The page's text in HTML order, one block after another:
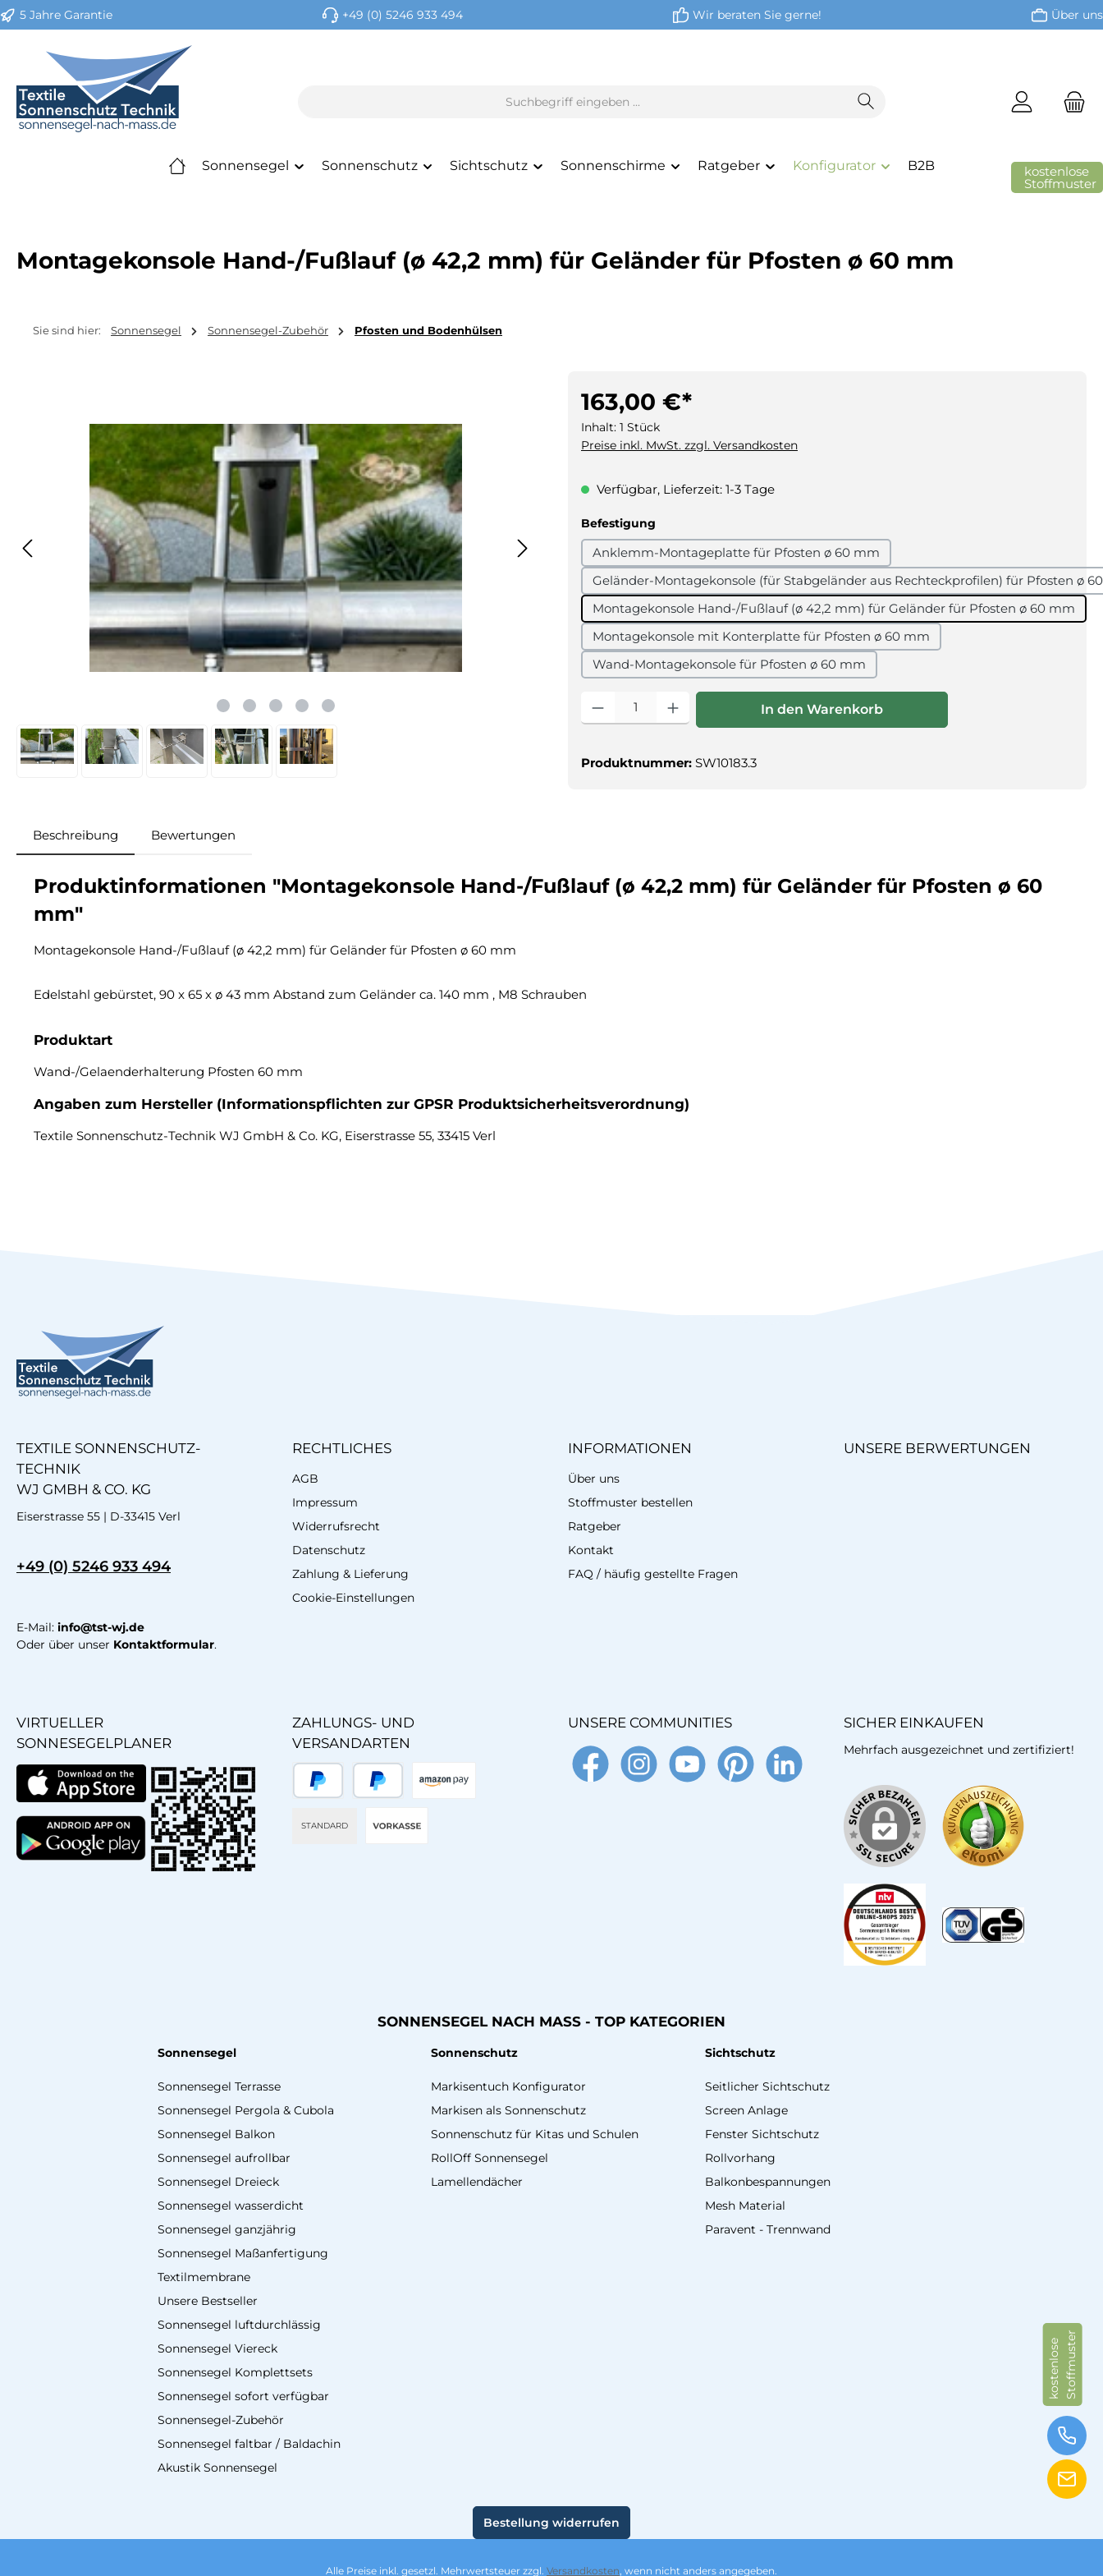
Hauptinhalt springen
Zur Suche springen
Zur Hauptnavigation springen
5 Jahre Garantie +49 (0) 5246 933 494 Wir beraten Sie gerne! Über uns
Sonnensegel Sonnenschutz Sichtschutz Sonnenschirme Ratgeber Konfigurator B2B kostenlose
Stoffmuster
Montagekonsole Hand-/Fußlauf (ø 42,2 mm) für Geländer für Pfosten ø 60 mm
Sie sind hier: Sonnensegel Sonnensegel-Zubehör Pfosten und Bodenhülsen
163,00 €*
Inhalt: 1 Stück
Preise inkl. MwSt. zzgl. Versandkosten
Verfügbar, Lieferzeit: 1-3 Tage
Befestigung
Anklemm-Montageplatte für Pfosten ø 60 mm
Geländer-Montagekonsole (für Stabgeländer aus Rechteckprofilen) für Pfosten ø
Montagekonsole Hand-/Fußlauf (ø 42,2 mm) für Geländer für Pfosten ø 60 mm
Montagekonsole mit Konterplatte für Pfosten ø 60 mm
Wand-Montagekonsole für Pfosten ø 60 mm
Produkt Anzahl: Gib den gewünschten Wert ein oder benutze die Schaltflächen um die
In den Warenkorb
Produktnummer: SW10183.3
Beschreibung Bewertungen
Produktinformationen "Montagekonsole Hand-/Fußlauf (ø 42,2 mm) für Geländer für Pfosten ø 60
mm"
Montagekonsole Hand-/Fußlauf (ø 42,2 mm) für Geländer für Pfosten ø 60 mm
Edelstahl gebürstet, 90 x 65 x ø 43 mm Abstand zum Geländer ca. 140 mm , M8 Schrauben
Produktart
Wand-/Gelaenderhalterung Pfosten 60 mm
Angaben zum Hersteller (Informationspflichten zur GPSR Produktsicherheitsverordnung)
Textile Sonnenschutz-Technik WJ GmbH & Co. KG, Eiserstrasse 55, 33415 Verl
TEXTILE SONNENSCHUTZ-
TECHNIK
WJ GMBH & CO. KG
Eiserstrasse 55 | D-33415 Verl
+49 (0) 5246 933 494
E-Mail: info@tst-wj.de
Oder über unser Kontaktformular.
RECHTLICHES
AGB
Impressum
Widerrufsrecht
Datenschutz
Zahlung & Lieferung
Cookie-Einstellungen
INFORMATIONEN
Über uns
Stoffmuster bestellen
Ratgeber
Kontakt
FAQ / häufig gestellte Fragen
UNSERE BERWERTUNGEN
VIRTUELLER
SONNESEGELPLANER
ZAHLUNGS- UND
VERSANDARTEN
STANDARD
UNSERE COMMUNITIES
FacebookInstagramYouTube Pinterest LinkedIn
SICHER EINKAUFEN
Mehrfach ausgezeichnet und zertifiziert!
SONNENSEGEL NACH MASS - TOP KATEGORIEN
Sonnensegel
Sonnensegel Terrasse
Sonnensegel Pergola & Cubola
Sonnensegel Balkon
Sonnensegel aufrollbar
Sonnensegel Dreieck
Sonnensegel wasserdicht
Sonnensegel ganzjährig
Sonnensegel Maßanfertigung
Textilmembrane
Unsere Bestseller
Sonnensegel luftdurchlässig
Sonnensegel Viereck
Sonnensegel Komplettsets
Sonnensegel sofort verfügbar
Sonnensegel-Zubehör
Sonnensegel faltbar / Baldachin
Akustik Sonnensegel
Sonnenschutz
Markisentuch Konfigurator
Markisen als Sonnenschutz
Sonnenschutz für Kitas und Schulen
RollOff Sonnensegel
Lamellendächer
Sichtschutz
Seitlicher Sichtschutz
Screen Anlage
Fenster Sichtschutz
Rollvorhang
Balkonbespannungen
Mesh Material
Paravent - Trennwand
kostenloseStoffmuster
Bestellung widerrufen
Alle Preise inkl. gesetzl. Mehrwertsteuer zzgl. Versandkosten, wenn nicht anders angegeben.